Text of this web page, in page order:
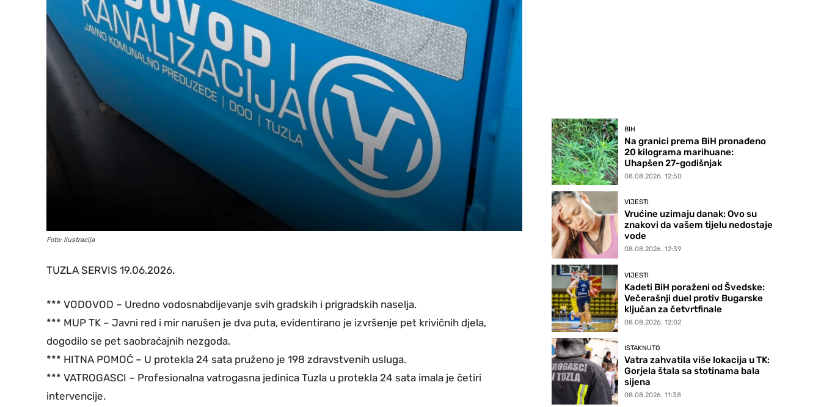
Foto: Ilustracija
TUZLA SERVIS 19.06.2026.
*** VODOVOD – Uredno vodosnabdijevanje svih gradskih i prigradskih naselja.
*** MUP TK – Javni red i mir narušen je dva puta, evidentirano je izvršenje pet krivičnih djela,
dogodilo se pet saobraćajnih nezgoda.
*** HITNA POMOĆ – U protekla 24 sata pruženo je 198 zdravstvenih usluga.
*** VATROGASCI – Profesionalna vatrogasna jedinica Tuzla u protekla 24 sata imala je četiri
intervencije.
BIH
Na granici prema BiH pronađeno
20 kilograma marihuane:
Uhapšen 27-godišnjak
08.08.2026. 12:50
VIJESTI
Vrućine uzimaju danak: Ovo su
znakovi da vašem tijelu nedostaje
vode
08.08.2026. 12:39
VIJESTI
Kadeti BiH poraženi od Švedske:
Večerašnji duel protiv Bugarske
ključan za četvrtfinale
08.08.2026. 12:02
ISTAKNUTO
Vatra zahvatila više lokacija u TK:
Gorjela štala sa stotinama bala
sijena
08.08.2026. 11:38